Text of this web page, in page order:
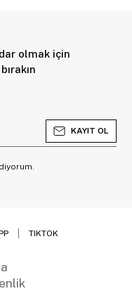
olmak için
KAYIT OL
TIKTOK